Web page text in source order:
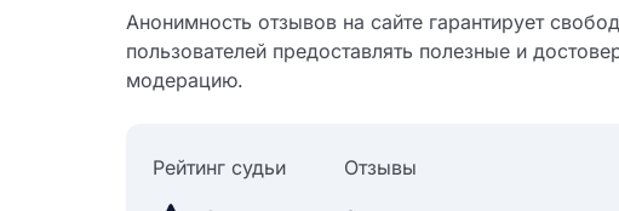
Анонимность отзывов на сайте гарантирует
пользователей предоставлять полезные и
модерацию.
Рейтинг судьи Отзывы